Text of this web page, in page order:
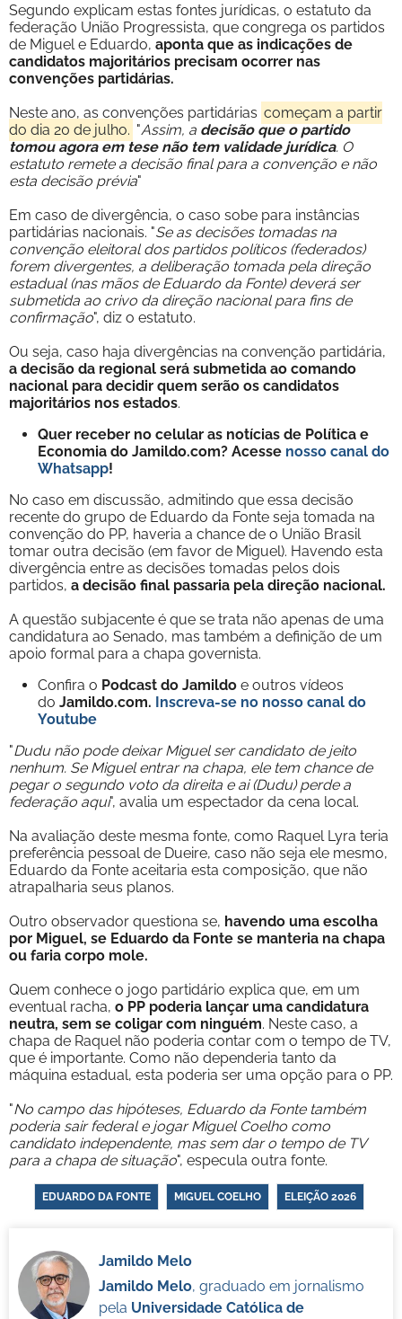
Segundo explicam estas fontes jurídicas, o estatuto da
federação União Progressista, que congrega os partidos
de Miguel e Eduardo, aponta que as indicações de
candidatos majoritários precisam ocorrer nas
convenções partidárias.
Neste ano, as convenções partidárias começam a partir
do dia 20 de julho. "Assim, a decisão que o partido
tomou agora em tese não tem validade jurídica. O
estatuto remete a decisão final para a convenção e não
esta decisão prévia"
Em caso de divergência, o caso sobe para instâncias
partidárias nacionais. "Se as decisões tomadas na
convenção eleitoral dos partidos políticos (federados)
forem divergentes, a deliberação tomada pela direção
estadual (nas mãos de Eduardo da Fonte) deverá ser
submetida ao crivo da direção nacional para fins de
confirmação", diz o estatuto.
Ou seja, caso haja divergências na convenção partidária,
a decisão da regional será submetida ao comando
nacional para decidir quem serão os candidatos
majoritários nos estados.
Quer receber no celular as notícias de Política e
Economia do Jamildo.com? Acesse nosso canal do
Whatsapp!
No caso em discussão, admitindo que essa decisão
recente do grupo de Eduardo da Fonte seja tomada na
convenção do PP, haveria a chance de o União Brasil
tomar outra decisão (em favor de Miguel). Havendo esta
divergência entre as decisões tomadas pelos dois
partidos, a decisão final passaria pela direção nacional.
A questão subjacente é que se trata não apenas de uma
candidatura ao Senado, mas também a definição de um
apoio formal para a chapa governista.
Confira o Podcast do Jamildo e outros vídeos
do Jamildo.com. Inscreva-se no nosso canal do
Youtube
"Dudu não pode deixar Miguel ser candidato de jeito
nenhum. Se Miguel entrar na chapa, ele tem chance de
pegar o segundo voto da direita e ai (Dudu) perde a
federação aqui", avalia um espectador da cena local.
Na avaliação deste mesma fonte, como Raquel Lyra teria
preferência pessoal de Dueire, caso não seja ele mesmo,
Eduardo da Fonte aceitaria esta composição, que não
atrapalharia seus planos.
Outro observador questiona se, havendo uma escolha
por Miguel, se Eduardo da Fonte se manteria na chapa
ou faria corpo mole.
Quem conhece o jogo partidário explica que, em um
eventual racha, o PP poderia lançar uma candidatura
neutra, sem se coligar com ninguém. Neste caso, a
chapa de Raquel não poderia contar com o tempo de TV,
que é importante. Como não dependeria tanto da
máquina estadual, esta poderia ser uma opção para o PP.
"No campo das hipóteses, Eduardo da Fonte também
poderia sair federal e jogar Miguel Coelho como
candidato independente, mas sem dar o tempo de TV
para a chapa de situação", especula outra fonte.
EDUARDO DA FONTE MIGUEL COELHO ELEIÇÃO 2026
Jamildo Melo
Jamildo Melo, graduado em jornalismo
pela Universidade Católica de